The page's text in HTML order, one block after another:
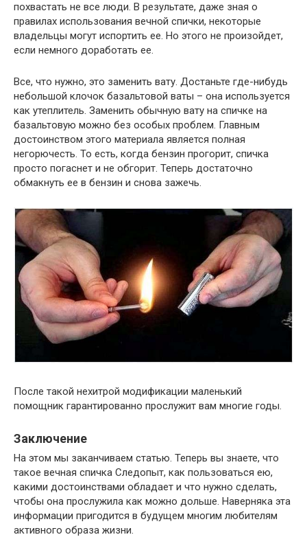
похвастать не все люди. В результате, даже зная о
правилах использования вечной спички, некоторые
владельцы могут испортить ее. Но этого не произойдет,
если немного доработать ее.
Все, что нужно, это заменить вату. Достаньте где-нибудь
небольшой клочок базальтовой ваты – она используется
как утеплитель. Заменить обычную вату на спичке на
базальтовую можно без особых проблем. Главным
достоинством этого материала является полная
негорючесть. То есть, когда бензин прогорит, спичка
просто погаснет и не обгорит. Теперь достаточно
обмакнуть ее в бензин и снова зажечь.
После такой нехитрой модификации маленький
помощник гарантированно прослужит вам многие годы.
Заключение
На этом мы заканчиваем статью. Теперь вы знаете, что
такое вечная спичка Следопыт, как пользоваться ею,
какими достоинствами обладает и что нужно сделать,
чтобы она прослужила как можно дольше. Наверняка эта
информации пригодится в будущем многим любителям
активного образа жизни.